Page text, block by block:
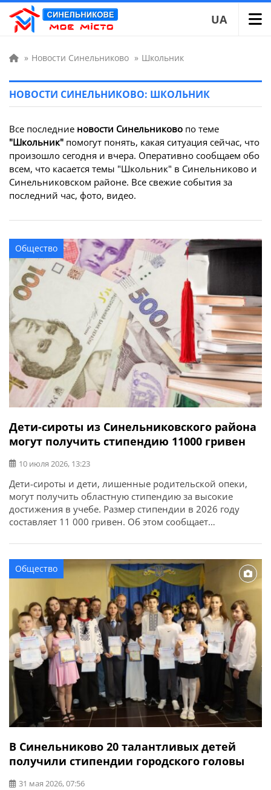
UA
» Новости Синельниково » Школьник
НОВОСТИ СИНЕЛЬНИКОВО: ШКОЛЬНИК
Все последние новости Синельниково по теме
"Школьник" помогут понять, какая ситуация сейчас, что
произошло сегодня и вчера. Оперативно сообщаем обо
всем, что касается темы "Школьник" в Синельниково и
Синельниковском районе. Все свежие события за
последний час, фото, видео.
Общество
Дети-сироты из Синельниковского района
могут получить стипендию 11000 гривен
10 июля 2026, 13:23
Дети-сироты и дети, лишенные родительской опеки,
могут получить областную стипендию за высокие
достижения в учебе. Размер стипендии в 2026 году
составляет 11 000 гривен. Об этом сообщает
стипендии: стипендия назначается для детей-сирот и
детей, лишенных родительской опеки, из числа
соискателей образования (до 18 лет) учреждений
общего среднего (5-11 классов), профессионального […]
Общество
В Синельниково 20 талантливых детей
получили стипендии городского головы
31 мая 2026, 07:56